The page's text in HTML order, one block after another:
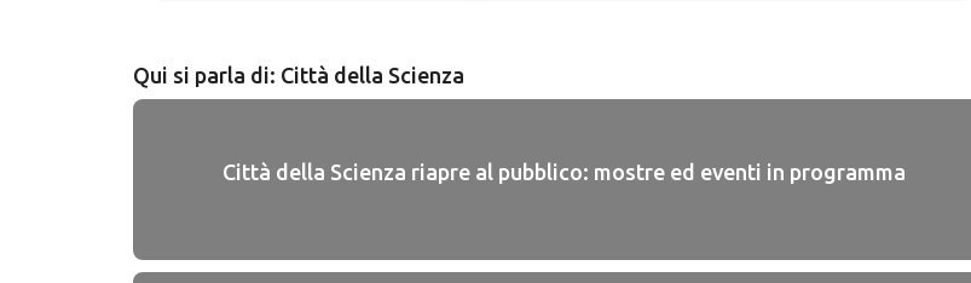
Qui si parla di: Città della Scienza
Città della Scienza riapre al pubblico: mostre ed eventi in programma